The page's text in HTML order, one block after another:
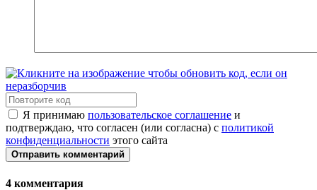
Я принимаю пользовательское соглашение и
подтверждаю, что согласен (или согласна) с политикой
конфиденциальности этого сайта
Отправить комментарий
4 комментария